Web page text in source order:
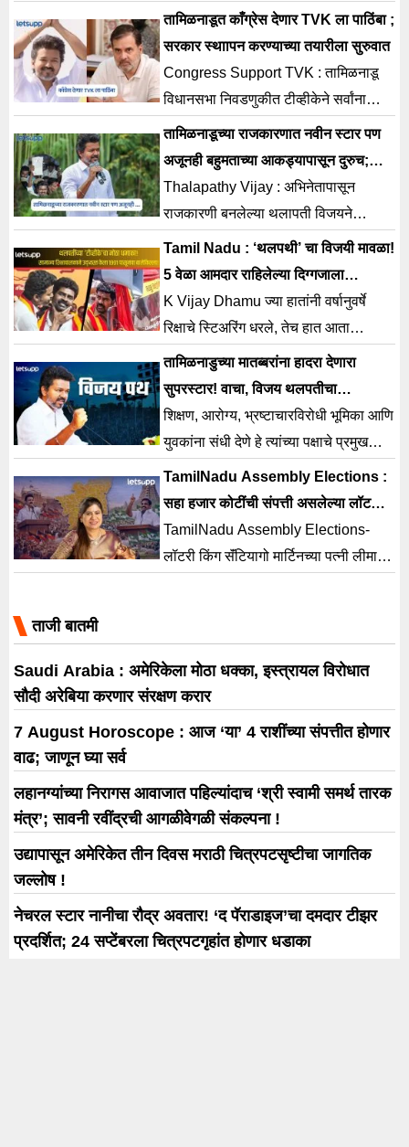
पारंपरिक राजकारणाला दिलेले मोठे आव्हान
मानले जात आहे.
तामिळनाडूत काँग्रेस देणार TVK ला पाठिंबा ;
सरकार स्थाापन करण्याच्या तयारीला सुरुवात
Congress Support TVK : तामिळनाडू
विधानसभा निवडणुकीत टीव्हीकेने सर्वांना
धक्का देत 108 जागांवर बाजी मारली आहे. या
निवडणुकीत 108 जागा
तामिळनाडूच्या राजकारणात नवीन स्टार पण
अजूनही बहुमताच्या आकड्यापासून दुरुच;
सत्तेसाठी मोठा निर्णय घेणार?
Thalapathy Vijay : अभिनेतापासून
राजकारणी बनलेल्या थलापती विजयने
तमिळनाडू विधानसभा निवडणुकीत अनेकांना
धक्का दिला आहे. त्यांच्या टिव्हिके
Tamil Nadu : ‘थलपथी’ चा विजयी मावळा!
5 वेळा आमदार राहिलेल्या दिग्गजाला
रिक्षाचालकाने पाडले
K Vijay Dhamu ज्या हातांनी वर्षानुवर्षे
रिक्षाचे स्टिअरिंग धरले, तेच हात आता
विधानसभेत जनसामान्यांचे प्रश्न मांडतील.
तामिळनाडुच्या मातब्बरांना हादरा देणारा
सुपरस्टार! वाचा, विजय थलपतीचा
जीवनप्रवास
शिक्षण, आरोग्य, भ्रष्टाचारविरोधी भूमिका आणि
युवकांना संधी देणे हे त्यांच्या पक्षाचे प्रमुख
अजेंडा असल्याचे त्यांनी जाहीर केले आहे.
TamilNadu Assembly Elections :
सहा हजार कोटींची संपत्ती असलेल्या लॉटरी
किंगची पत्नी रिंगणात ! कोणत्या पक्षाने दिली
उमेदवारी ?
TamilNadu Assembly Elections-
लॉटरी किंग सॅंटियागो मार्टिनच्या पत्नी लीमा
ताजी बातमी
Saudi Arabia : अमेरिकेला मोठा धक्का, इस्त्रायल विरोधात
सौदी अरेबिया करणार संरक्षण करार
7 August Horoscope : आज ‘या’ 4 राशींच्या संपत्तीत होणार
वाढ; जाणून घ्या सर्व
लहानग्यांच्या निरागस आवाजात पहिल्यांदाच ‘श्री स्वामी समर्थ तारक
मंत्र’; सावनी रवींद्रची आगळीवेगळी संकल्पना !
उद्यापासून अमेरिकेत तीन दिवस मराठी चित्रपटसृष्टीचा जागतिक
जल्लोष !
नेचरल स्टार नानीचा रौद्र अवतार! ‘द पॅराडाइज’चा दमदार टीझर
प्रदर्शित; 24 सप्टेंबरला चित्रपटगृहांत होणार धडाका